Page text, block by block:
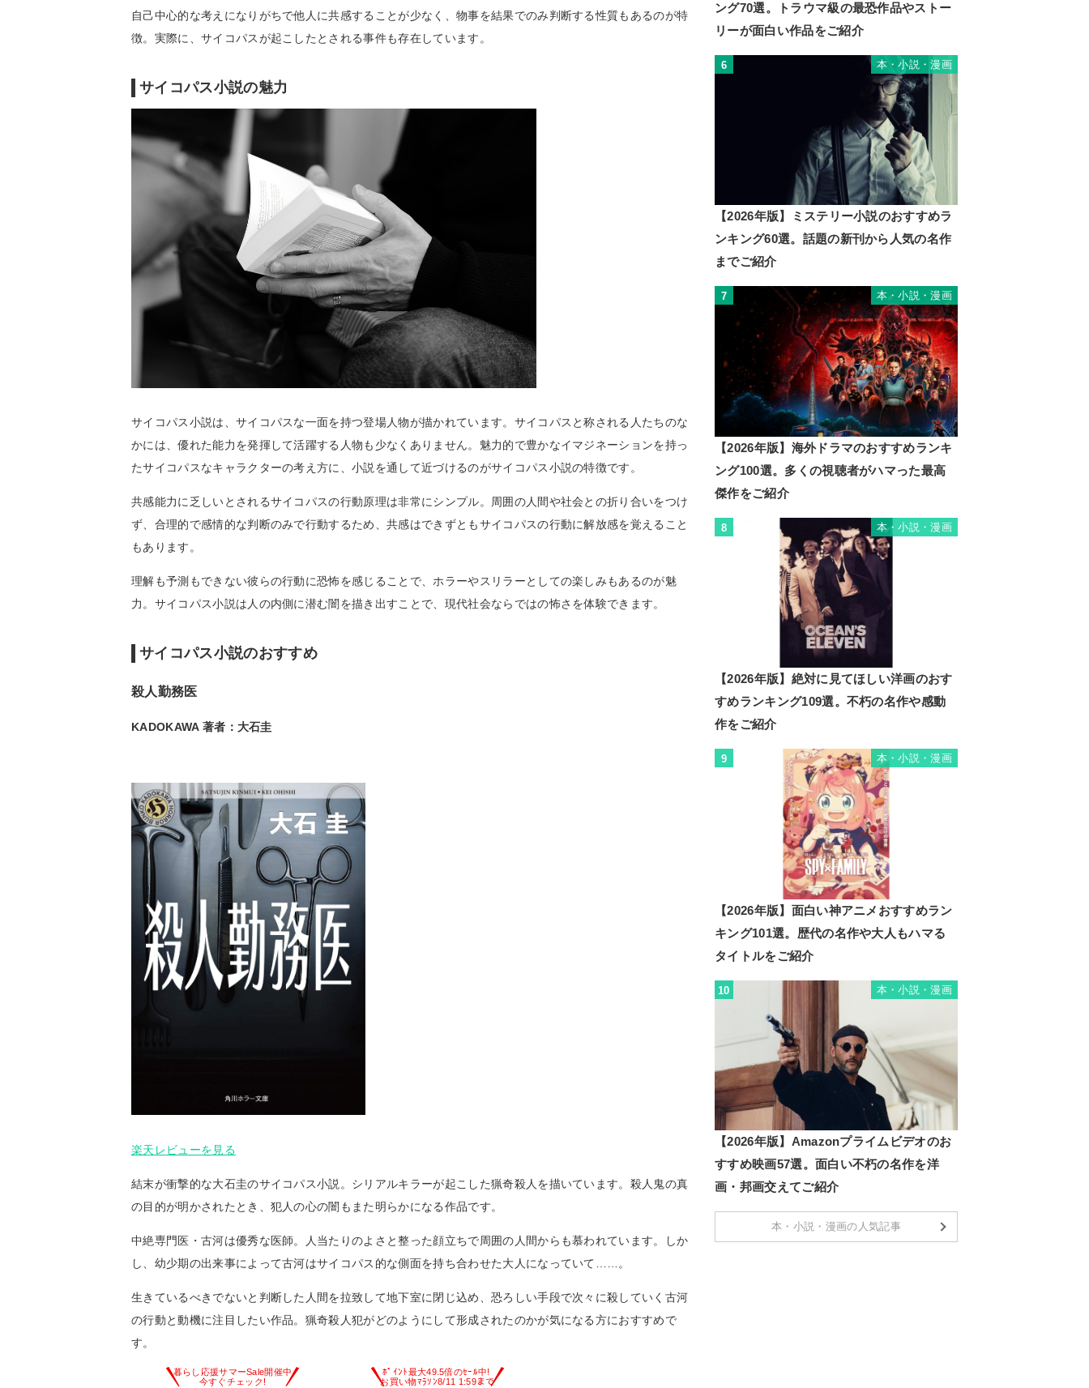
自己中心的な考えになりがちで他人に共感することが少なく、物事を結果でのみ判断する性質もあるのが特
徴。実際に、サイコパスが起こしたとされる事件も存在しています。
サイコパス小説の魅力
サイコパス小説は、サイコパスな一面を持つ登場人物が描かれています。サイコパスと称される人たちのな
かには、優れた能力を発揮して活躍する人物も少なくありません。魅力的で豊かなイマジネーションを持っ
たサイコパスなキャラクターの考え方に、小説を通して近づけるのがサイコパス小説の特徴です。
共感能力に乏しいとされるサイコパスの行動原理は非常にシンプル。周囲の人間や社会との折り合いをつけ
ず、合理的で感情的な判断のみで行動するため、共感はできずともサイコパスの行動に解放感を覚えること
もあります。
理解も予測もできない彼らの行動に恐怖を感じることで、ホラーやスリラーとしての楽しみもあるのが魅
力。サイコパス小説は人の内側に潜む闇を描き出すことで、現代社会ならではの怖さを体験できます。
サイコパス小説のおすすめ
殺人勤務医
KADOKAWA 著者：大石圭
楽天レビューを見る
結末が衝撃的な大石圭のサイコパス小説。シリアルキラーが起こした猟奇殺人を描いています。殺人鬼の真
の目的が明かされたとき、犯人の心の闇もまた明らかになる作品です。
中絶専門医・古河は優秀な医師。人当たりのよさと整った顔立ちで周囲の人間からも慕われています。しか
し、幼少期の出来事によって古河はサイコパス的な側面を持ち合わせた大人になっていて……。
生きているべきでないと判断した人間を拉致して地下室に閉じ込め、恐ろしい手段で次々に殺していく古河
の行動と動機に注目したい作品。猟奇殺人犯がどのようにして形成されたのかが気になる方におすすめで
す。
ング70選。トラウマ級の最恐作品やストー
リーが面白い作品をご紹介
6 本・小説・漫画
【2026年版】ミステリー小説のおすすめラ
ンキング60選。話題の新刊から人気の名作
までご紹介
7 本・小説・漫画
【2026年版】海外ドラマのおすすめランキ
ング100選。多くの視聴者がハマった最高
傑作をご紹介
8 本・小説・漫画
【2026年版】絶対に見てほしい洋画のおす
すめランキング109選。不朽の名作や感動
作をご紹介
9 本・小説・漫画
【2026年版】面白い神アニメおすすめラン
キング101選。歴代の名作や大人もハマる
タイトルをご紹介
10 本・小説・漫画
【2026年版】Amazonプライムビデオのお
すすめ映画57選。面白い不朽の名作を洋
画・邦画交えてご紹介
本・小説・漫画の人気記事